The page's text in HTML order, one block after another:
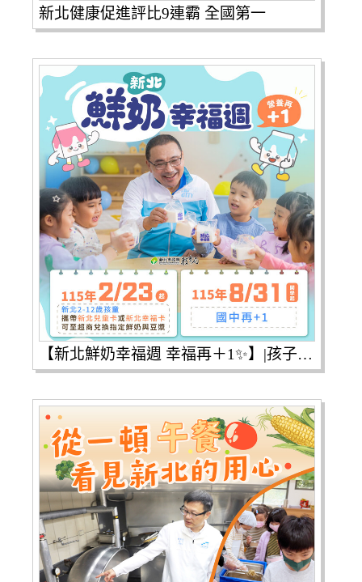
新北健康促進評比9連霸 全國第一
【新北鮮奶幸福週 幸福再＋1✨】|孩子的營養，我們一起守護！|從 115年2月23日 開學起，新北市2-12歲學童就可以開始在7大通路兌換指定牛奶、豆漿或優酪乳囉～